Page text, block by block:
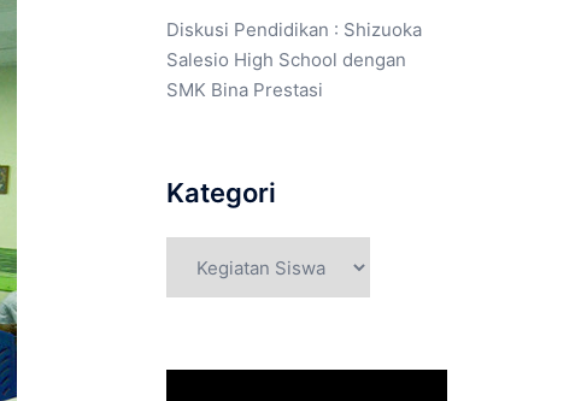
Diskusi Pendidikan : Shizuoka
Salesio High School dengan
SMK Bina Prestasi
Kategori